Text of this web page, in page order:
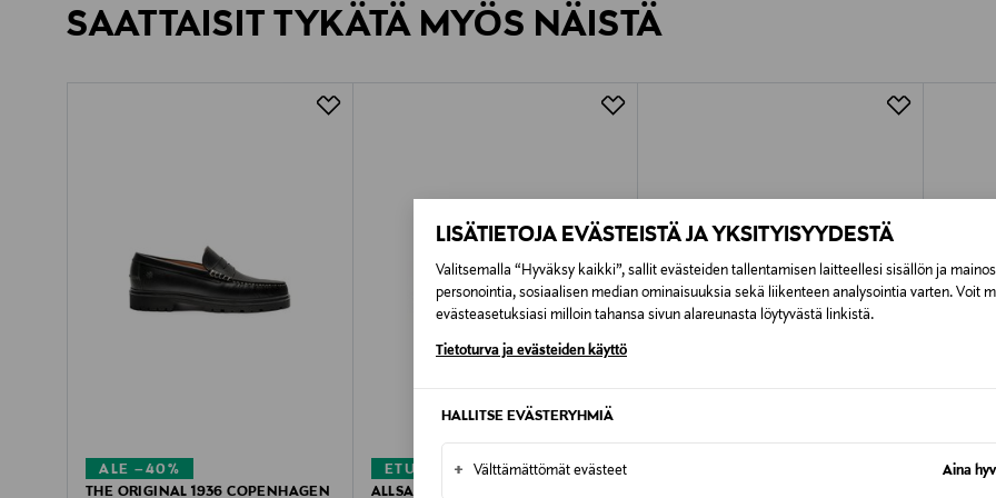
LISÄTIETOJA EVÄSTEISTÄ JA YKSITYISYYDESTÄ
Valitsemalla “Hyväksy kaikki”, sallit evästeiden tallentamisen laitteellesi sisällön ja
personointia, sosiaalisen median ominaisuuksia sekä liikenteen analysointia varten. Voit
evästeasetuksiasi milloin tahansa sivun alareunasta löytyvästä linkistä.
Tietoturva ja evästeiden käyttö
HALLITSE EVÄSTERYHMIÄ
+ Välttämättömät evästeet Aina
Kotiinkuljetus
Pikatoimitus Wolt Alk. 6,90 €, kun toimitus on
LUE TARKEMMAT PALAUTUSOHJEET
SAATTAISIT TYKÄTÄ MYÖS NÄISTÄ
ALE –40%
THE ORIGINAL 1936 COPENHAGEN
ETUKUPONKITUOTE
ALLSAINTS
ALE
THE